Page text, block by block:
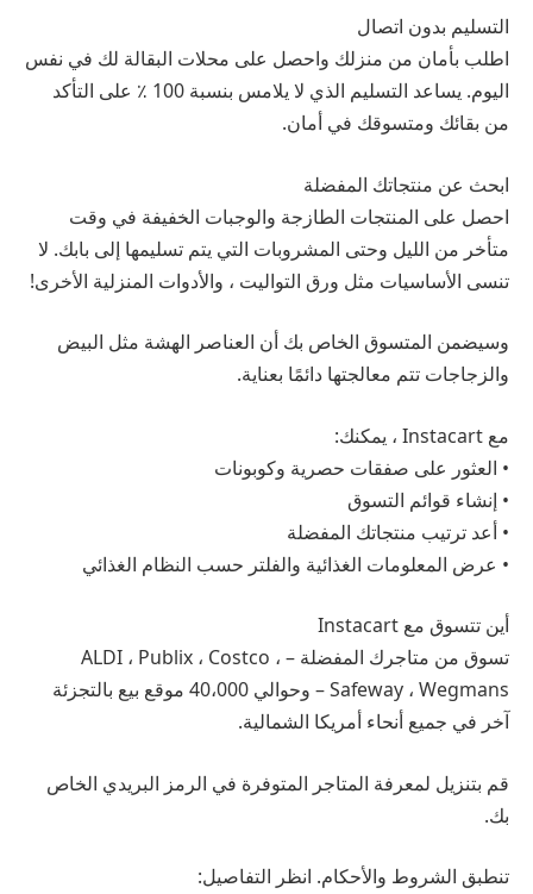
التسليم بدون اتصال
اطلب بأمان من منزلك واحصل على محلات البقالة لك في نفس
اليوم. يساعد التسليم الذي لا يلامس بنسبة 100 ٪ على التأكد
من بقائك ومتسوقك في أمان.
ابحث عن منتجاتك المفضلة
احصل على المنتجات الطازجة والوجبات الخفيفة في وقت
متأخر من الليل وحتى المشروبات التي يتم تسليمها إلى بابك. لا
تنسى الأساسيات مثل ورق التواليت ، والأدوات المنزلية الأخرى!
وسيضمن المتسوق الخاص بك أن العناصر الهشة مثل البيض
والزجاجات تتم معالجتها دائمًا بعناية.
مع Instacart ، يمكنك:
• العثور على صفقات حصرية وكوبونات
• إنشاء قوائم التسوق
• أعد ترتيب منتجاتك المفضلة
• عرض المعلومات الغذائية والفلتر حسب النظام الغذائي
أين تتسوق مع Instacart
تسوق من متاجرك المفضلة – ALDI ، Publix ، Costco ،
Safeway ، Wegmans – وحوالي 40،000 موقع بيع بالتجزئة
آخر في جميع أنحاء أمريكا الشمالية.
قم بتنزيل لمعرفة المتاجر المتوفرة في الرمز البريدي الخاص
بك.
تنطبق الشروط والأحكام. انظر التفاصيل: